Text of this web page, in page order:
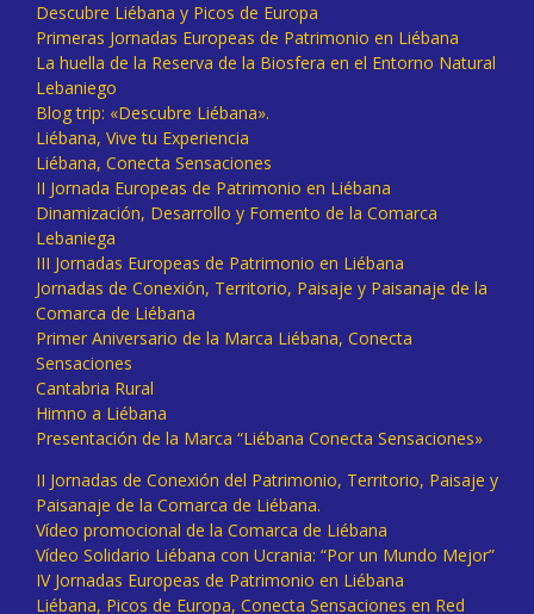
Descubre Liébana y Picos de Europa
Primeras Jornadas Europeas de Patrimonio en Liébana
La huella de la Reserva de la Biosfera en el Entorno Natural
Lebaniego
Blog trip: «Descubre Liébana».
Liébana, Vive tu Experiencia
Liébana, Conecta Sensaciones
II Jornada Europeas de Patrimonio en Liébana
Dinamización, Desarrollo y Fomento de la Comarca
Lebaniega
III Jornadas Europeas de Patrimonio en Liébana
Jornadas de Conexión, Territorio, Paisaje y Paisanaje de la
Comarca de Liébana
Primer Aniversario de la Marca Liébana, Conecta
Sensaciones
Cantabria Rural
Himno a Liébana
Presentación de la Marca “Liébana Conecta Sensaciones»
II Jornadas de Conexión del Patrimonio, Territorio, Paisaje y
Paisanaje de la Comarca de Liébana.
Vídeo promocional de la Comarca de Liébana
Vídeo Solidario Liébana con Ucrania: “Por un Mundo Mejor”
IV Jornadas Europeas de Patrimonio en Liébana
Liébana, Picos de Europa, Conecta Sensaciones en Red